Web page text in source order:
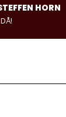
HORN